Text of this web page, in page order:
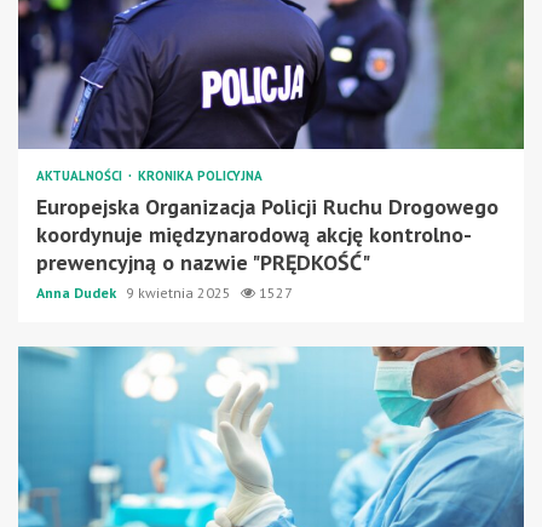
AKTUALNOŚCI KRONIKA POLICYJNA
Europejska Organizacja Policji Ruchu Drogowego
koordynuje międzynarodową akcję kontrolno-
prewencyjną o nazwie "PRĘDKOŚĆ"
Anna Dudek 9 kwietnia 2025 1527